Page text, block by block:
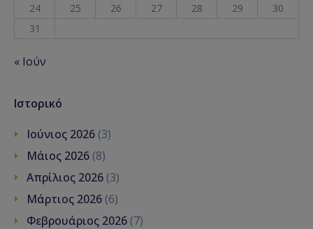
24
25 26 27 28 29
30
31
« Ιούν
Ιστορικό
Ιούνιος 2026 (3)
Μάιος 2026 (8)
Απρίλιος 2026 (3)
Μάρτιος 2026 (6)
Φεβρουάριος 2026 (7)